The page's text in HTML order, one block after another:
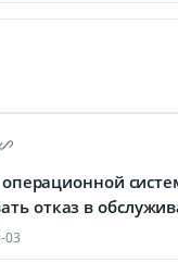
отказ в
03